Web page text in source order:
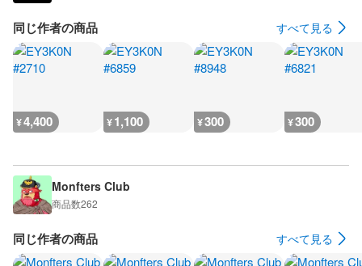
同じ作者の商品 すべて見る
¥4,400 ¥1,100 ¥300 ¥300
Monfters Club
商品数262
同じ作者の商品 すべて見る